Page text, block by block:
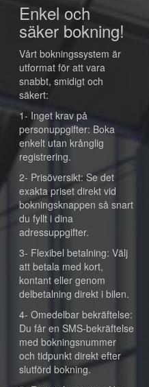
Enkel och
säker bokning!
Vårt bokningssystem är
utformat för att vara
snabbt, smidigt och
säkert:
1- Inget krav på
personuppgifter: Boka
enkelt utan krånglig
registrering.
2- Prisöversikt: Se det
exakta priset direkt vid
bokningsknappen så snart
du fyllt i dina
adressuppgifter.
3- Flexibel betalning: Välj
att betala med kort,
kontant eller genom
delbetalning direkt i bilen.
4- Omedelbar bekräftelse:
Du får en SMS-bekräftelse
med bokningsnummer
och tidpunkt direkt efter
slutförd bokning.